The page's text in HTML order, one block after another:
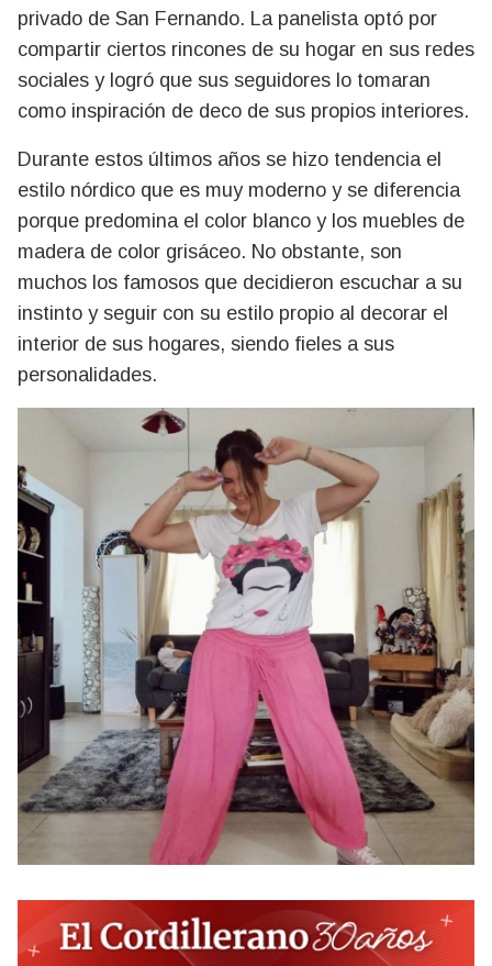
privado de San Fernando. La panelista optó por
compartir ciertos rincones de su hogar en sus redes
sociales y logró que sus seguidores lo tomaran
como inspiración de deco de sus propios interiores.
Durante estos últimos años se hizo tendencia el
estilo nórdico que es muy moderno y se diferencia
porque predomina el color blanco y los muebles de
madera de color grisáceo. No obstante, son
muchos los famosos que decidieron escuchar a su
instinto y seguir con su estilo propio al decorar el
interior de sus hogares, siendo fieles a sus
personalidades.